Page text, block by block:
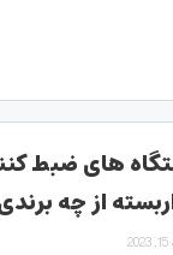
از چه